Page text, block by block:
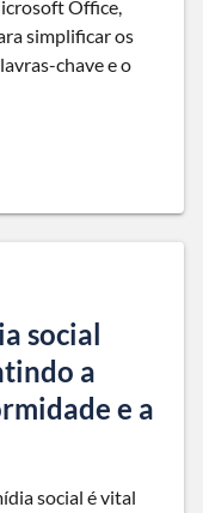
Office,
simplificar os
chave e o
social
a
e a
social é vital